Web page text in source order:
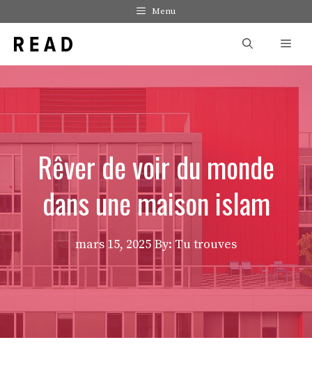
au
contenu
Menu
Rêver de voir du monde
dans une maison islam
mars 15, 2025 By: Tu trouves